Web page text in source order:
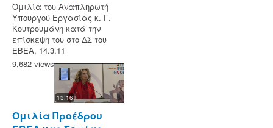
Ομιλία του Αναπληρωτή
Υπουργού Εργασίας κ. Γ.
Κουτρουμάνη κατά την
επίσκεψη του στο ΔΣ του
ΕΒΕΑ, 14.3.11
9,682 views
13:16
Ομιλία Προέδρου